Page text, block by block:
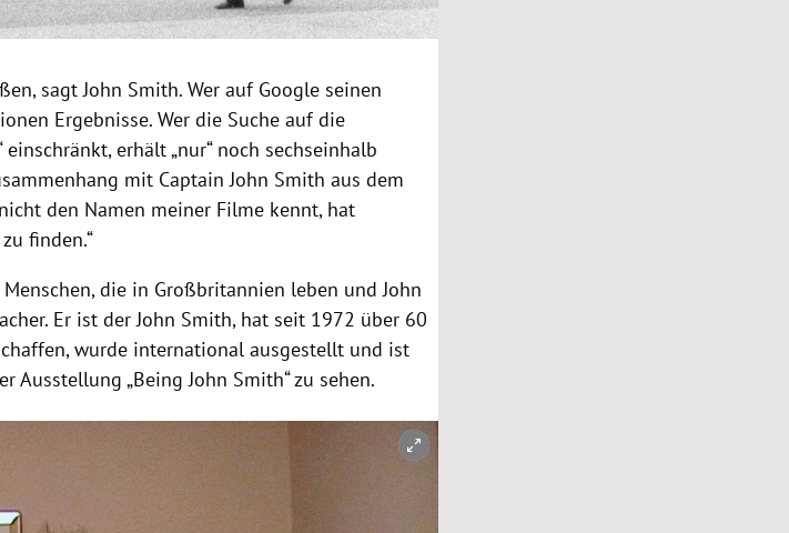
sagt John Smith. Wer auf Google seinen
Ergebnisse. Wer die Suche auf die
einschränkt, erhält „nur“ noch sechseinhalb
mit Captain John Smith aus dem
nicht den Namen meiner Filme kennt, hat
finden.“
die in Großbritannien leben und John
Er ist der John Smith, hat seit 1972 über 60
wurde international ausgestellt und ist
Ausstellung „Being John Smith“ zu sehen.